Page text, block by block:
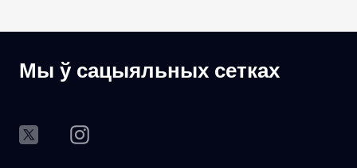
Мы ў сацыяльных сетках